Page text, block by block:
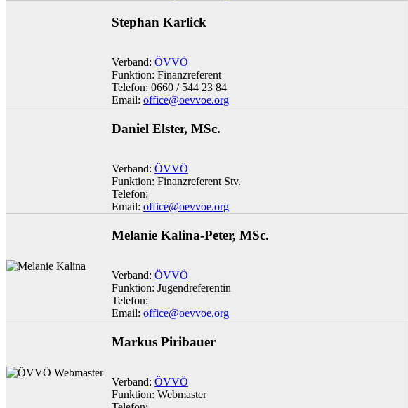
Stephan Karlick
Verband: ÖVVÖ
Funktion: Finanzreferent
Telefon: 0660 / 544 23 84
Email: office@oevvoe.org
Daniel Elster, MSc.
Verband: ÖVVÖ
Funktion: Finanzreferent Stv.
Telefon:
Email: office@oevvoe.org
Melanie Kalina-Peter, MSc.
Verband: ÖVVÖ
Funktion: Jugendreferentin
Telefon:
Email: office@oevvoe.org
Markus Piribauer
Verband: ÖVVÖ
Funktion: Webmaster